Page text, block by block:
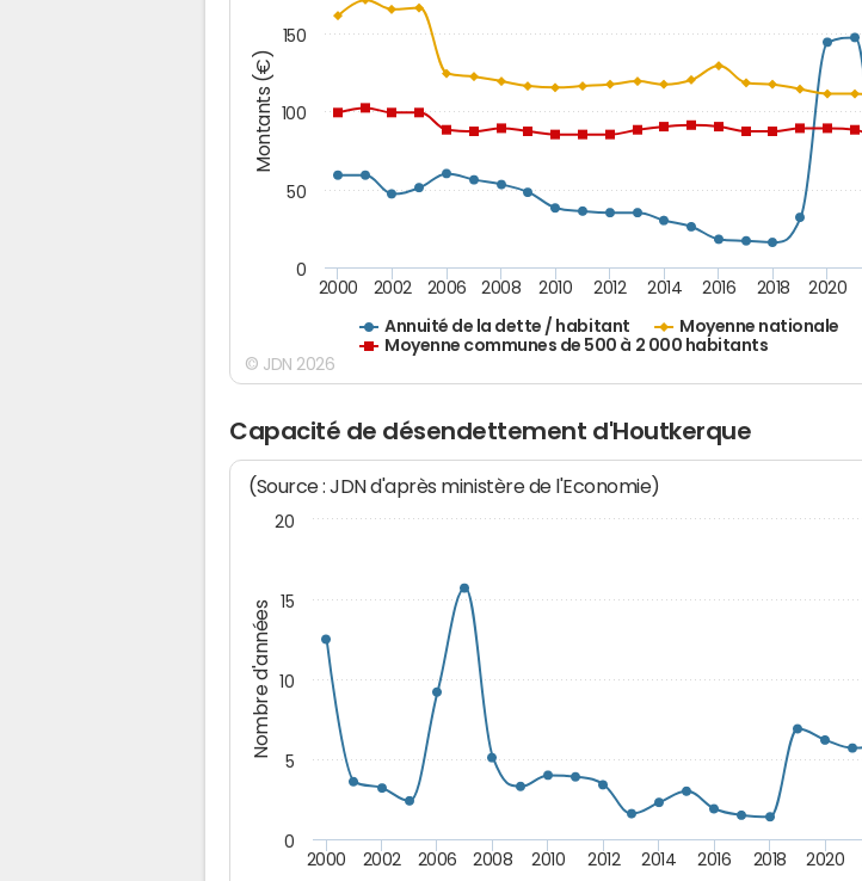
Montants (€)
Annuité de la dette / habitant
Moyenne nationale
Moyenne communes de 500 à 2 000 habitants
2000 2002 2006 2008 2010 2012 2014 2016 2018 2020
0
50
100
150
© JDN 2026
Capacité de désendettement d'Houtkerque
Nombre d'années
(Source : JDN d'après ministère de l'Economie)
2000 2002 2006 2008 2010 2012 2014 2016 2018 2020
0
5
10
15
20